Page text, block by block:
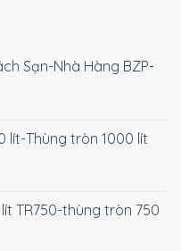
Sạn-Nhà Hàng BZP-
lít-Thùng tròn 1000 lít
TR750-thùng tròn 750